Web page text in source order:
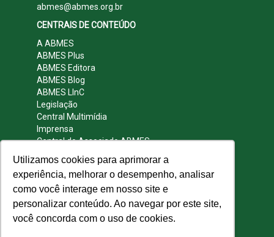
Utilizamos cookies para aprimorar a
experiência, melhorar o desempenho, analisar
como você interage em nosso site e
personalizar conteúdo. Ao navegar por este site,
você concorda com o uso de cookies.
abmes@abmes.org.br
CENTRAIS DE CONTEÚDO
A ABMES
ABMES Plus
ABMES Editora
ABMES Blog
ABMES LInC
Legislação
Central Multimídia
Imprensa
Central do Associado ABMES
REDES SOCIAIS